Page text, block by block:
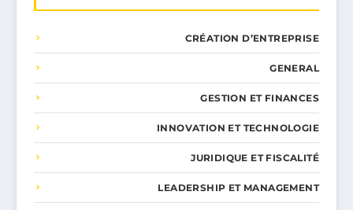
CRÉATION D’ENTREPRISE
GENERAL
GESTION ET FINANCES
INNOVATION ET TECHNOLOGIE
JURIDIQUE ET FISCALITÉ
LEADERSHIP ET MANAGEMENT